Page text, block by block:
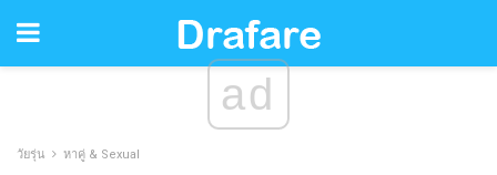
ad
วัยรุ่น หาคู่ & Sexual